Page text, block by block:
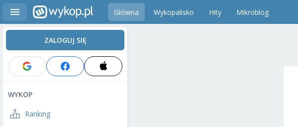
Główna Wykopalisko Hity Mikroblog
ZALOGUJ SIĘ
WYKOP
Ranking